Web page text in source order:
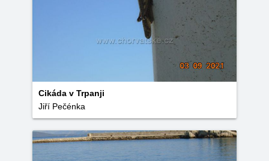
Cikáda v Trpanji
Jiří Pečénka